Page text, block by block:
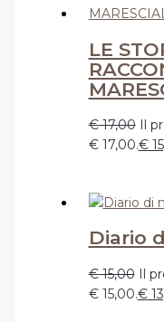
LE
€17,00 Il
€ 17,00.€
Diario
€15,00 Il
€ 15,00.€